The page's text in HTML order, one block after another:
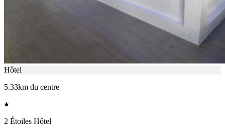
Hôtel
5.33km du centre
2 Étoiles Hôtel